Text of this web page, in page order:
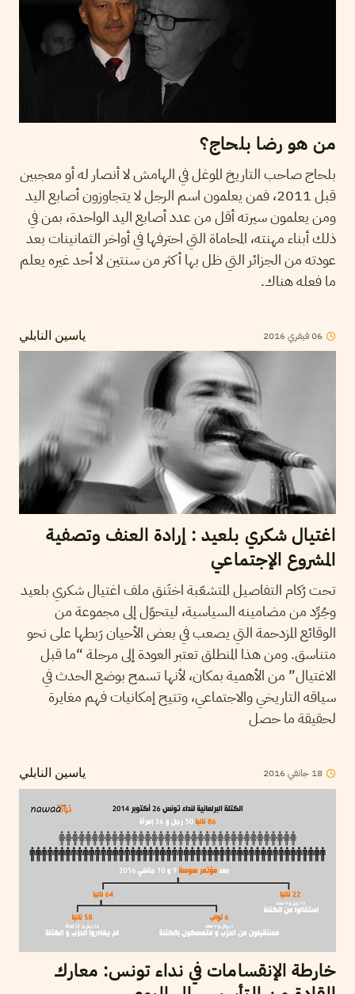
من هو رضا بلحاج؟
بلحاج صاحب التاريخ الموغل في الهامش لا أنصار له أو معجبين
قبل 2011، فمن يعلمون اسم الرجل لا يتجاوزون أصابع اليد
ومن يعلمون سيرته أقل من عدد أصابع اليد الواحدة، بمن في
ذلك أبناء مهنته، المحاماة التي احترفها في أواخر الثمانينات بعد
عودته من الجزائر التي ظل بها أكثر من سنتين لا أحد غيره يعلم
ما فعله هناك.
ياسين النابلي 06فيفري2016
اغتيال شكري بلعيد : إرادة العنف وتصفية
المشروع الإجتماعي
تحت رُكام التفاصيل المتشعّبة اختَنق ملف اغتيال شكري بلعيد
وجُرِّد من مضامينه السياسية، ليتحوّل إلى مجموعة من
الوقائع المزدحمة التي يصعب في بعض الأحيان رَبطها على نحو
متناسق. ومن هذا المنطلق تعتبر العودة إلى مرحلة “ما قبل
الاغتيال” من الأهمية بمكان، لأنها تسمح بوضع الحدث في
سياقه التاريخي والاجتماعي، وتتيح إمكانيات فهم مغايرة
لحقيقة ما حصل
ياسين النابلي 18 جانفي2016
خارطة الإنقسامات في نداء تونس: معارك